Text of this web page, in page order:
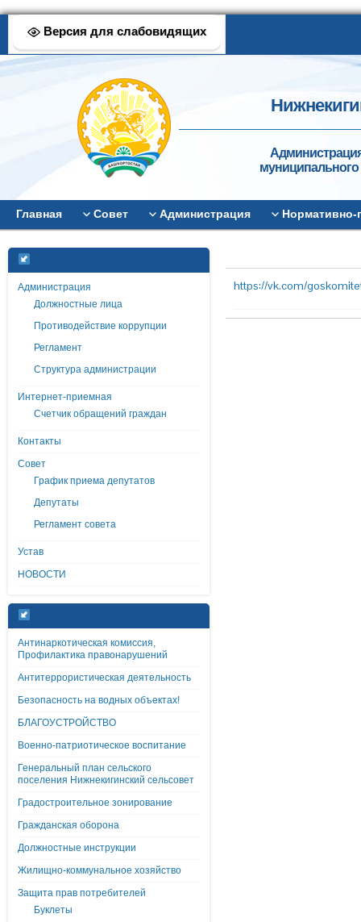
Версия для слабовидящих
муниципального
Главная Совет Администрация
Администрация
Должностные лица
Противодействие коррупции
Регламент
Структура администрации
Интернет-приемная
Счетчик обращений граждан
Контакты
Совет
График приема депутатов
Депутаты
Регламент совета
Устав
НОВОСТИ
Антинаркотическая комиссия,
Профилактика правонарушений
Антитеррористическая деятельность
Безопасность на водных объектах!
БЛАГОУСТРОЙСТВО
Военно-патриотическое воспитание
Генеральный план сельского
поселения Нижнекигинский сельсовет
Градостроительное зонирование
Гражданская оборона
Должностные инструкции
Жилищно-коммунальное хозяйство
Защита прав потребителей
Буклеты
https://vk.com/